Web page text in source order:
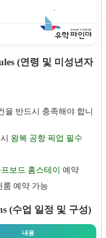
-
(연령 및 미성년자
을 반드시 충족해야 합니
왕복 공항 픽업 필수
보드 홈스테이
예약
룸 예약 가능
(수업 일정 및 구성)
내용